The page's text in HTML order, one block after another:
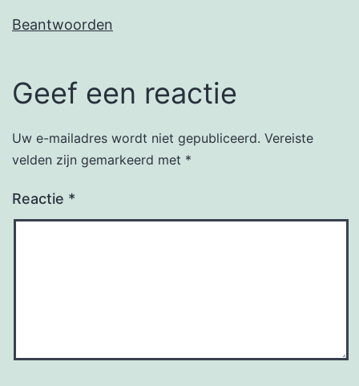
Beantwoorden
Geef een reactie
Uw e-mailadres wordt niet gepubliceerd. Vereiste
velden zijn gemarkeerd met *
Reactie *